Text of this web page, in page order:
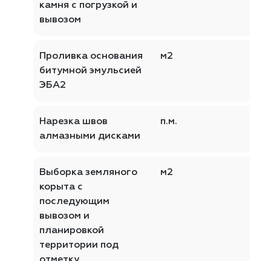
камня с погрузкой и
вывозом
Проливка основания
битумной эмульсией
ЭБА2
м2
Нарезка швов
алмазными дисками
п.м.
Выборка земляного
корыта с
последующим
вывозом и
планировкой
территории под
м2